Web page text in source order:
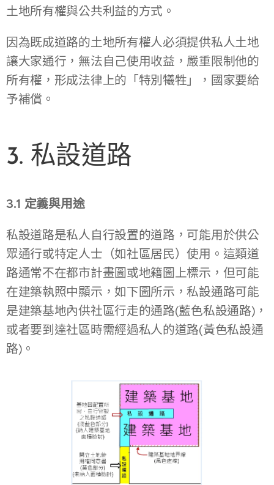
土地所有權與公共利益的方式。
因為既成道路的土地所有權人必須提供私人土地
讓大家通行，無法自己使用收益，嚴重限制他的
所有權，形成法律上的「特別犧牲」，國家要給
予補償。
3. 私設道路
3.1 定義與用途
私設道路是私人自行設置的道路，可能用於供公
眾通行或特定人士（如社區居民）使用。這類道
路通常不在都市計畫圖或地籍圖上標示，但可能
在建築執照中顯示，如下圖所示，私設通路可能
是建築基地內供社區行走的通路(藍色私設通路)，
或者要到達社區時需經過私人的道路(黃色私設通
路)。